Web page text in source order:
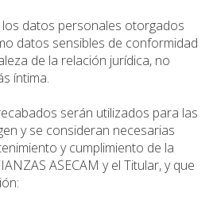
datos personales otorgados
datos sensibles de conformidad
de la relación jurídica, no
íntima.
serán utilizados para las
y se consideran necesarias
y cumplimiento de la
ASECAM y el Titular, y que